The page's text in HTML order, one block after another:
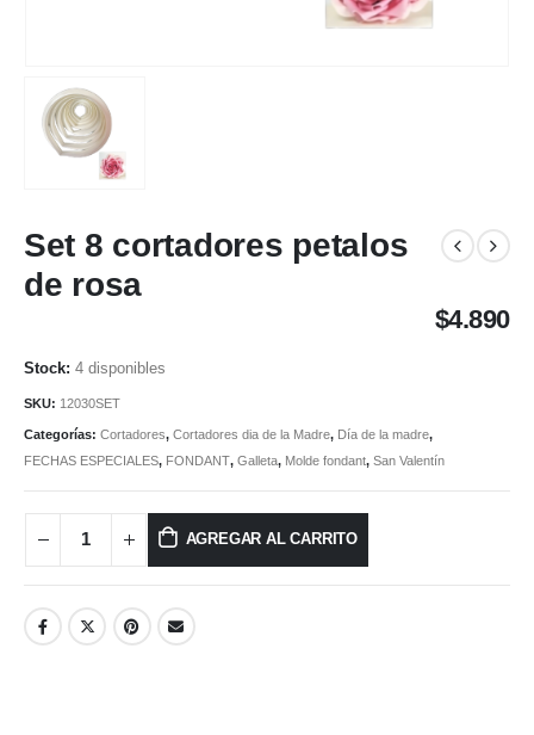
Set 8 cortadores petalos
de rosa
$4.890
4 disponibles
SKU: 12030SET
Categorías: Cortadores, Cortadores dia de la Madre, Día de la madre,
FECHAS ESPECIALES, FONDANT, Galleta, Molde fondant, San Valentín
AGREGAR AL CARRITO